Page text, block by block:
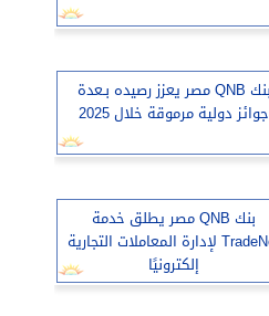
بنك QNB مصر يعزز رصيده بـعدة
جوائز دولية مرموقة خلال 2025
بنك QNB مصر يطلق خدمة
TradeNet لإدارة المعاملات التجارية
إلكترونيًا